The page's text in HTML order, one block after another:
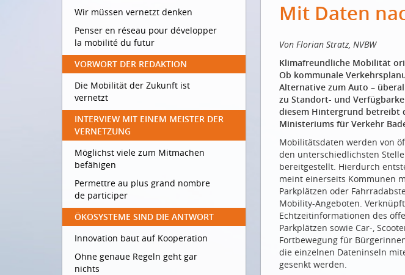
Wir müssen vernetzt denken
Penser en réseau pour développer
la mobilité du futur
VORWORT DER REDAKTION
Die Mobilität der Zukunft ist
vernetzt
INTERVIEW MIT EINEM MEISTER DER
VERNETZUNG
Möglichst viele zum Mitmachen
befähigen
Permettre au plus grand nombre
de participer
ÖKOSYSTEME SIND DIE ANTWORT
Innovation baut auf Kooperation
Ohne genaue Regeln geht gar
nichts
Mit Daten
Von Florian Stratz, NVBW
Klimafreundliche Mobilität
Ob kommunale
Alternative zum Auto –
zu Standort- und
diesem Hintergrund betreibt
Ministeriums für Verkehr
Mobilitätsdaten werden von
den unterschiedlichsten
bereitgestellt. Hierdurch
meint einerseits Kommunen
Parkplätzen oder
Mobility-Angeboten.
Echtzeitinformationen des
Parkplätzen sowie Car-,
Fortbewegung für
die einzelnen Dateninseln
gesenkt werden.